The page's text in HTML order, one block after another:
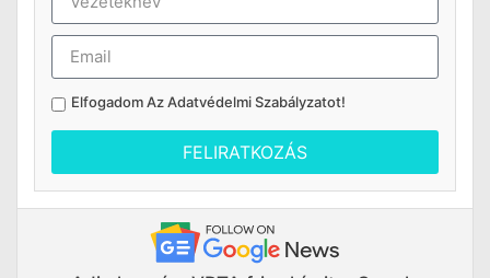
Elfogadom AzAdatvédelmi Szabályzatot!
FELIRATKOZÁS